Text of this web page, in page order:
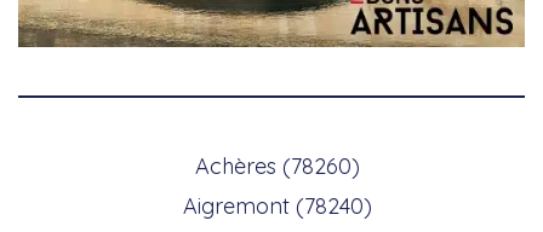
Achères (78260)
Aigremont (78240)